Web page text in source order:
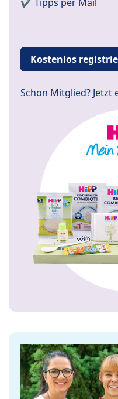
Kostenlos
Schon Mitglied? Jetzt